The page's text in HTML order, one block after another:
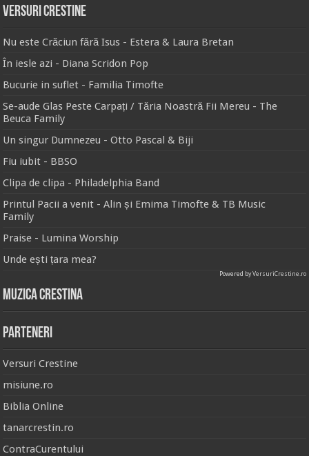
Versuri Crestine
Nu este Crăciun fără Isus - Estera & Laura Bretan
În iesle azi - Diana Scridon Pop
Bucurie in suflet - Familia Timofte
Se-aude Glas Peste Carpați / Tăria Noastră Fii Mereu - The
Beuca Family
Un singur Dumnezeu - Otto Pascal & Biji
Fiu iubit - BBSO
Clipa de clipa - Philadelphia Band
Printul Pacii a venit - Alin și Emima Timofte & TB Music
Family
Praise - Lumina Worship
Unde ești țara mea?
Powered byVersuriCrestine.ro
Muzica Crestina
Parteneri
Versuri Crestine
misiune.ro
Biblia Online
tanarcrestin.ro
ContraCurentului